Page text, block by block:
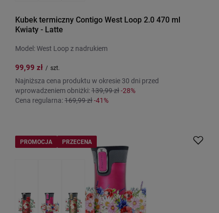
Kubek termiczny Contigo West Loop 2.0 470 ml
Kwiaty - Latte
Model: West Loop z nadrukiem
99,99 zł / szt.
Najniższa cena produktu w okresie 30 dni przed
wprowadzeniem obniżki:139,99 zł-28%
Cena regularna:169,99 zł-41%
PROMOCJA PRZECENA